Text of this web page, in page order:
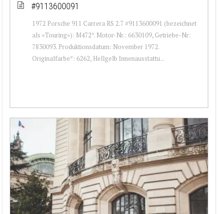
#9113600091
1972 Porsche 911 Carrera RS 2.7 #9113600091 (bezeichnet
als «Touring»): M472*. Motor-Nr.: 6630109, Getriebe-Nr:
7830093. Produktionsdatum: November 1972.
Originalfarbe*: 6262, Hellgelb Innenausstattu...